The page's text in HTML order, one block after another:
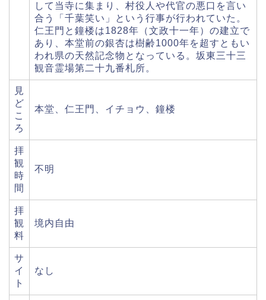
して当寺に集まり、村役人や代官の悪口を言い
合う「千葉笑い」という行事が行われていた。
仁王門と鐘楼は1828年（文政十一年）の建立で
あり、本堂前の銀杏は樹齢1000年を超すともい
われ県の天然記念物となっている。坂東三十三
観音霊場第二十九番札所。
見
ど
こ
ろ
本堂、仁王門、イチョウ、鐘楼
拝
観
時
間
不明
拝
観
料
境内自由
サ
イ
ト
なし